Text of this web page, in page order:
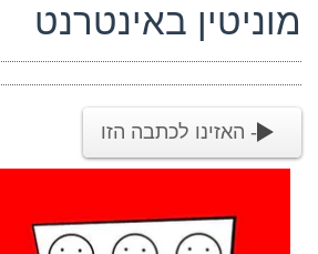
מוניטין באינטרנט
- האזינו לכתבה הזו